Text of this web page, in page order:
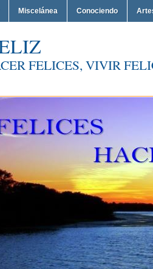
Miscelánea Conociendo
FELICES, VIVIR